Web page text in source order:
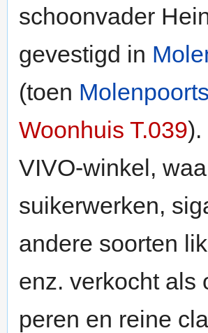
schoonvader
gevestigd in
(toen
Woonhuis T.039).
VIVO-winkel,
suikerwerken,
andere soorten
enz. verkocht als
peren en reine